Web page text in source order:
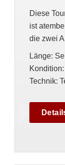
Diese
ist
die zwei
Länge:
Kondition:
Technik: